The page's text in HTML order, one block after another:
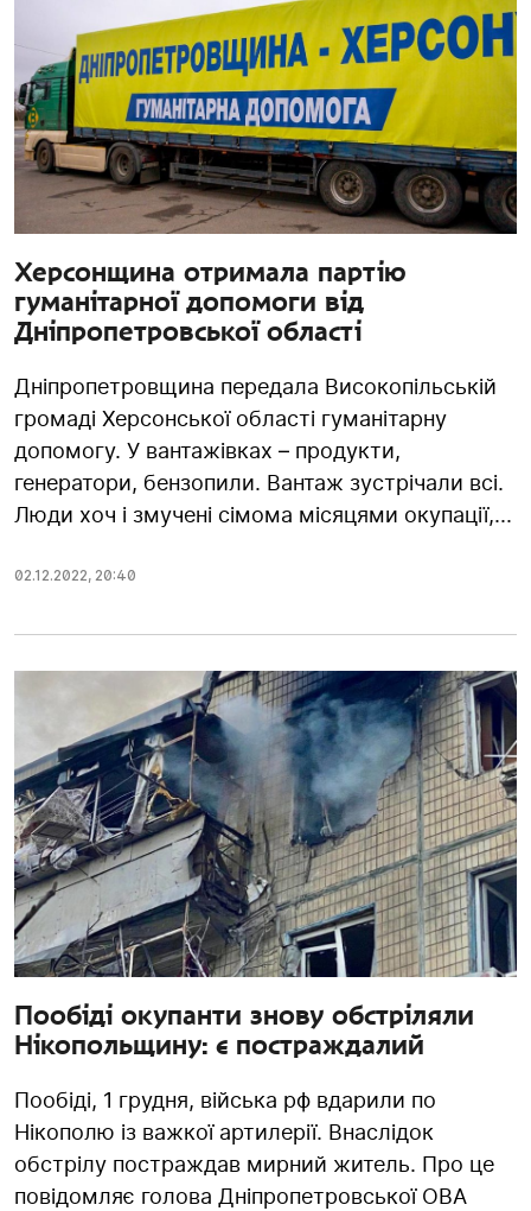
Херсонщина отримала партію
гуманітарної допомоги від
Дніпропетровської області
Дніпропетровщина передала Високопільській
громаді Херсонської області гуманітарну
допомогу. У вантажiвках – продукти,
генератори, бензопили. Вантаж зустрічали всі.
Люди хоч і змучені сімома місяцями окупації,...
02.12.2022, 20:40
Пообіді окупанти знову обстрiляли
Нікопольщину: є постраждалий
Пообіді, 1 грудня, війська рф вдарили по
Нікополю із важкої артилерії. Внаслідок
обстрілу постраждав мирний житель. Про це
повідомляє голова Дніпропетровської ОВА